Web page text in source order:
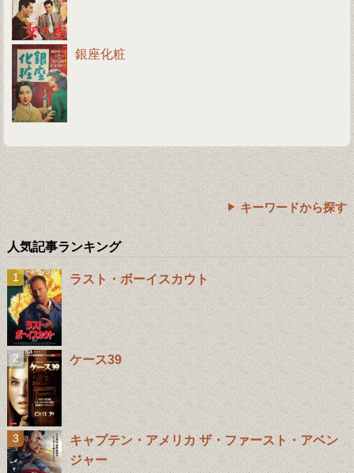
銀座化粧
キーワードから探す
人気記事ランキング
ラスト・ボーイスカウト
ケース39
キャプテン・アメリカ ザ・ファースト・アベン
ジャー